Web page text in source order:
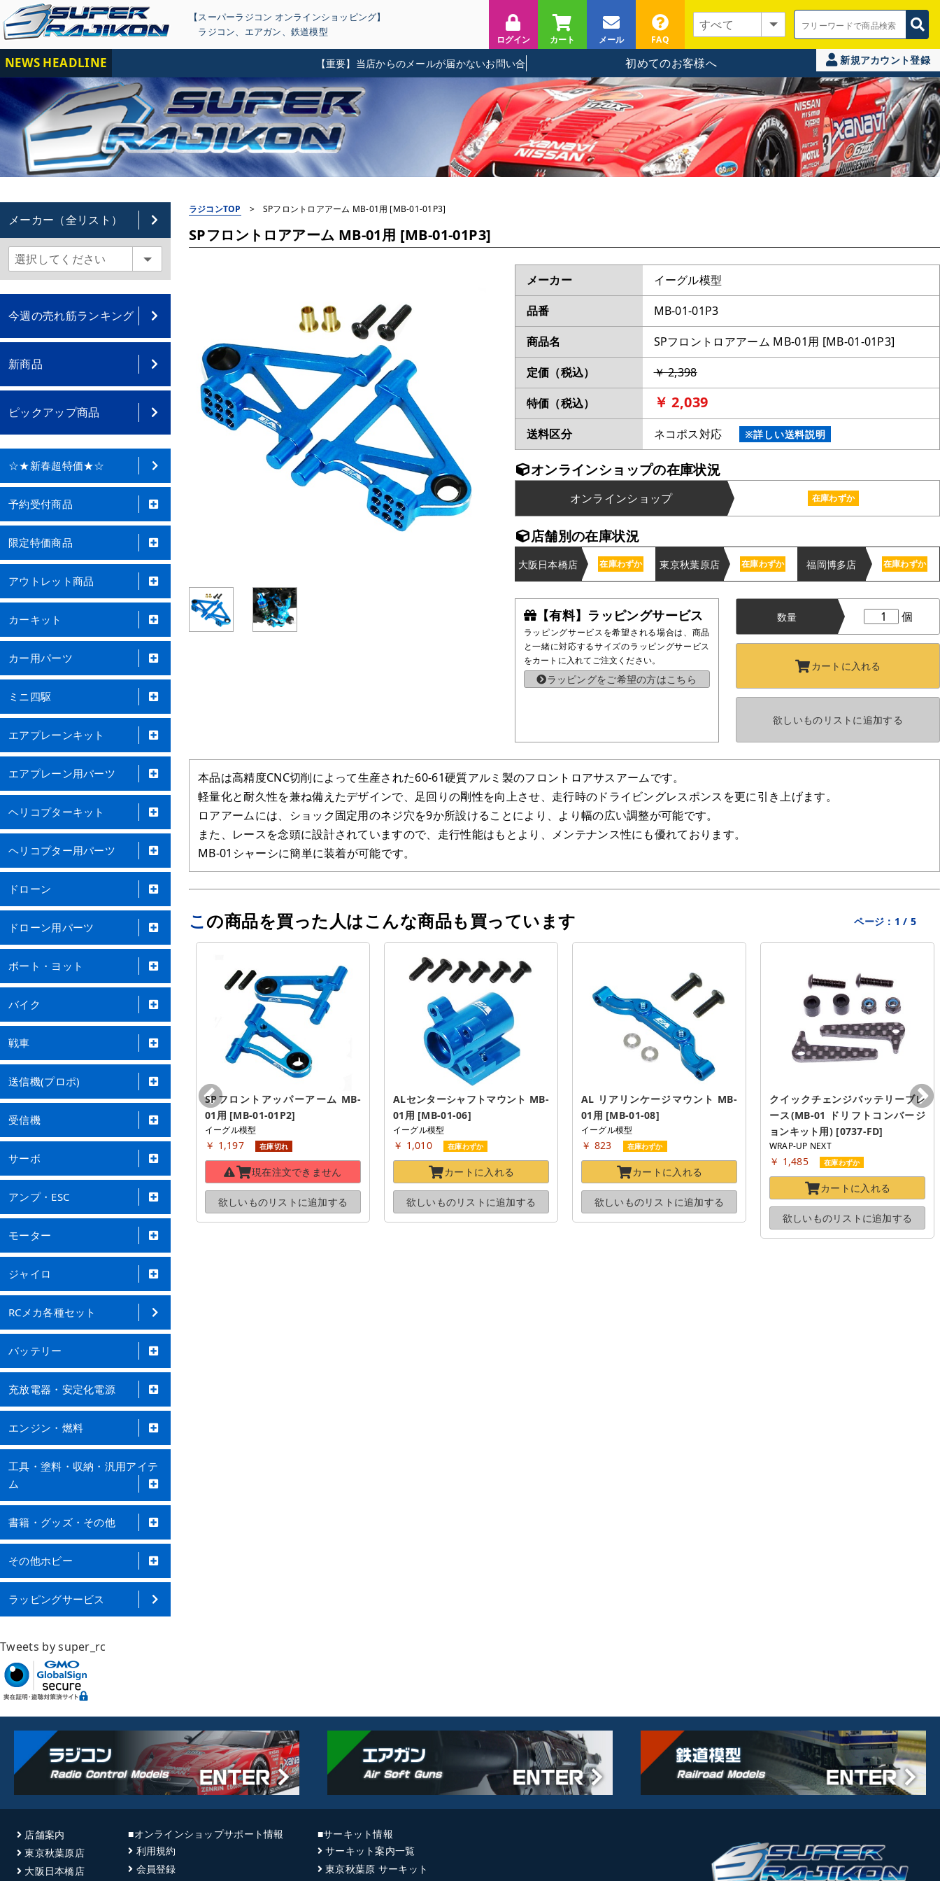
【スーパーラジコン オンラインショッピング】
ラジコン、 エアガン、 鉄道模型
ログイン カート メール FAQ
NEWS HEADLINE 【重要】当店からのメールが届かないお問い合わせに関して 初めてのお客様へ 新規アカウント登録
メーカー（全リスト）
今週の売れ筋ランキング
新商品
ピックアップ商品
☆★新春超特価★☆
予約受付商品
限定特価商品
アウトレット商品
カーキット
カー用パーツ
ミニ四駆
エアプレーンキット
エアプレーン用パーツ
ヘリコプターキット
ヘリコプター用パーツ
ドローン
ドローン用パーツ
ボート・ヨット
バイク
戦車
送信機(プロポ)
受信機
サーボ
アンプ・ESC
モーター
ジャイロ
RCメカ各種セット
バッテリー
充放電器・安定化電源
エンジン・燃料
工具・塗料・収納・汎用アイテ
ム
書籍・グッズ・その他
その他ホビー
ラッピングサービス
Tweets by super_rc
ラジコンTOP > SPフロントロアアーム MB-01用 [MB-01-01P3]
SPフロントロアアーム MB-01用 [MB-01-01P3]
メーカー
イーグル模型
品番
MB-01-01P3
商品名
SPフロントロアアーム MB-01用 [MB-01-01P3]
定価（税込）
￥ 2,398
特価（税込）
￥ 2,039
送料区分 ネコポス対応 ※詳しい送料説明
オンラインショップの在庫状況
オンラインショップ 在庫わずか
店舗別の在庫状況
大阪日本橋店 在庫わずか 東京秋葉原店 在庫わずか 福岡博多店 在庫わずか
【有料】ラッピングサービス
ラッピングサービスを希望される場合は、商品
と一緒に対応するサイズのラッピングサービス
をカートに入れてご注文ください。
ラッピングをご希望の方はこちら
数量 個
カートに入れる
欲しいものリストに追加する
本品は高精度CNC切削によって生産された60-61硬質アルミ製のフロントロアサスアームです。
軽量化と耐久性を兼ね備えたデザインで、足回りの剛性を向上させ、走行時のドライビングレスポンスを更に引き上げます。
ロアアームには、ショック固定用のネジ穴を9か所設けることにより、より幅の広い調整が可能です。
また、レースを念頭に設計されていますので、走行性能はもとより、メンテナンス性にも優れております。
MB-01シャーシに簡単に装着が可能です。
この商品を買った人はこんな商品も買っています ページ： 1 / 5
ALサーボマウント RE [EG-
407SM-RE]
￥ 926
欲しいものリストに 追加する
SPフロントアッパーアーム MB-
01用 [MB-01-01P2]
イーグル模型
￥ 1,197 在庫切れ
現在注文できません
欲しいものリストに追加する
ALセンターシャフトマウント MB-
01用 [MB-01-06]
イーグル模型
￥ 1,010 在庫わずか
カートに入れる
欲しいものリストに追加する
AL リアリンケージマウント MB-
01用 [MB-01-08]
イーグル模型
￥ 823 在庫わずか
カートに入れる
欲しいものリストに追加する
クイックチェンジバッテリーブレ
ース(MB-01 ドリフトコンバージ
ョンキット用) [0737-FD]
WRAP-UP NEXT
￥ 1,485 在庫わずか
カートに入れる
欲しいものリストに追加する
店舗案内
東京秋葉原店
大阪日本橋店
■オンラインショップサポート情報
利用規約
会員登録
■サーキット情報
サーキット案内一覧
東京秋葉原 サーキット